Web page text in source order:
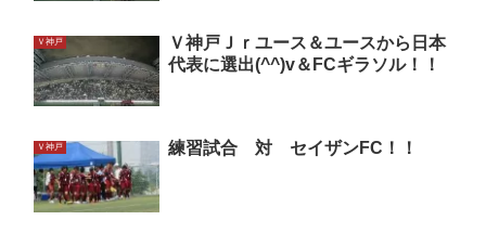
Ｖ神戸
Ｖ神戸Ｊｒユース＆ユースから日本
代表に選出(^^)v＆FCギラソル！！
Ｖ神戸 練習試合 対 セイザンFC！！